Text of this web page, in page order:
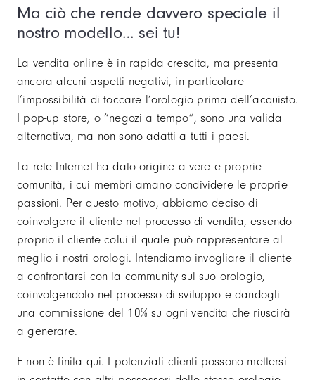
Ma ciò che rende davvero speciale il
nostro modello… sei tu!
La vendita online è in rapida crescita, ma presenta
ancora alcuni aspetti negativi, in particolare
l’impossibilità di toccare l’orologio prima dell’acquisto.
I pop-up store, o “negozi a tempo”, sono una valida
alternativa, ma non sono adatti a tutti i paesi.
La rete Internet ha dato origine a vere e proprie
comunità, i cui membri amano condividere le proprie
passioni. Per questo motivo, abbiamo deciso di
coinvolgere il cliente nel processo di vendita, essendo
proprio il cliente colui il quale può rappresentare al
meglio i nostri orologi. Intendiamo invogliare il cliente
a confrontarsi con la community sul suo orologio,
coinvolgendolo nel processo di sviluppo e dandogli
una commissione del 10% su ogni vendita che riuscirà
a generare.
E non è finita qui. I potenziali clienti possono mettersi